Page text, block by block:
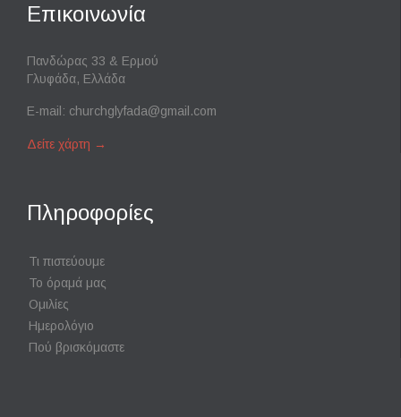
Επικοινωνία
Πανδώρας 33 & Ερμού
Γλυφάδα, Ελλάδα
E-mail: churchglyfada@gmail.com
Δείτε χάρτη →
Πληροφορίες
Τι πιστεύουμε
Το όραμά μας
Ομιλίες
Ημερολόγιο
Πού βρισκόμαστε